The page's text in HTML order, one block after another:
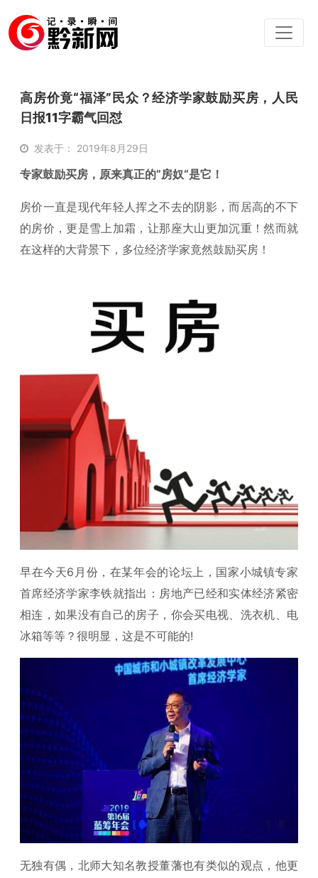
高房价竟“福泽”民众？经济学家鼓励买房，人民
日报11字霸气回怼
发表于： 2019年8月29日
专家鼓励买房，原来真正的”房奴“是它！
房价一直是现代年轻人挥之不去的阴影，而居高的不下
的房价，更是雪上加霜，让那座大山更加沉重！然而就
在这样的大背景下，多位经济学家竟然鼓励买房！
早在今天6月份，在某年会的论坛上，国家小城镇专家
首席经济学家李铁就指出：房地产已经和实体经济紧密
相连，如果没有自己的房子，你会买电视、洗衣机、电
冰箱等等？很明显，这是不可能的!
无独有偶，北师大知名教授董藩也有类似的观点，他更